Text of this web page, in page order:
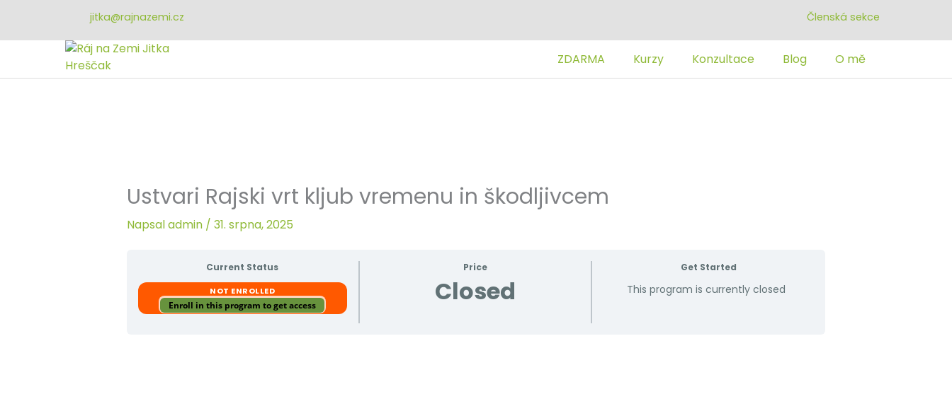
obsah
jitka@rajnazemi.cz Členská sekce
ZDARMA Kurzy Konzultace Blog O mě
Ustvari Rajski vrt kljub vremenu in škodljivcem
Napsaladmin / 31. srpna, 2025
Current Status
NOT ENROLLED
Enroll in this program to get access
Price
Closed
Get Started
This program is currently closed